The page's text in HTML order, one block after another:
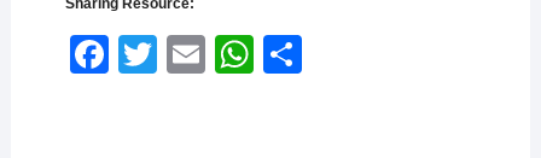
Sharing Resource:
Face Twitt Email What